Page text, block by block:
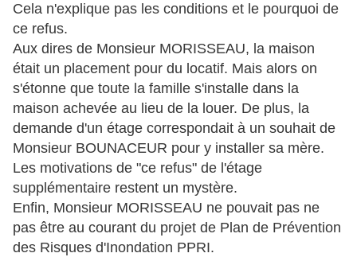
Cela n'explique pas les conditions et le pourquoi de
ce refus.
Aux dires de Monsieur MORISSEAU, la maison
était un placement pour du locatif. Mais alors on
s'étonne que toute la famille s'installe dans la
maison achevée au lieu de la louer. De plus, la
demande d'un étage correspondait à un souhait de
Monsieur BOUNACEUR pour y installer sa mère.
Les motivations de "ce refus" de l'étage
supplémentaire restent un mystère.
Enfin, Monsieur MORISSEAU ne pouvait pas ne
pas être au courant du projet de Plan de Prévention
des Risques d'Inondation PPRI.